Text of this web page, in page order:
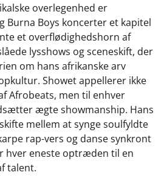
overlegenhed er
Burna Boys koncerter et kapitel
et overflødighedshorn af
lysshows og sceneskift, der
om hans afrikanske arv
Showet appellerer ikke
Afrobeats, men til enhver
ægte showmanship. Hans
mellem at synge soulfyldte
rap-vers og danse synkront
hver eneste optræden til en
talent.